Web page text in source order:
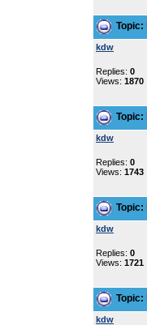
Topic:
kdw
Replies: 0
Views: 1870
Topic:
kdw
Replies: 0
Views: 1743
Topic:
kdw
Replies: 0
Views: 1721
Topic:
kdw